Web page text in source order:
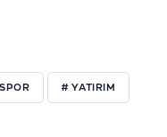
# YATIRIM